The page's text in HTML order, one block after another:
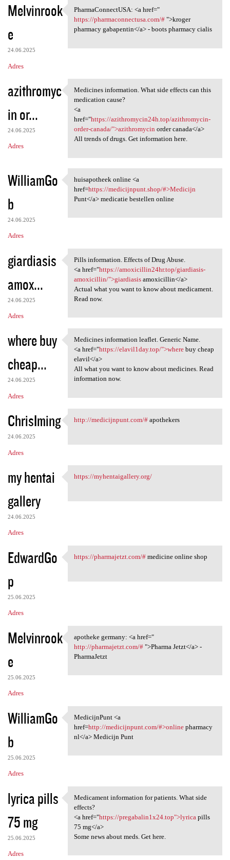
Melvinrook
e
24.06.2025
Adres
PharmaConnectUSA: <a href="
PharmaConnectUSA: <a href="
https://pharmaconnectusa.com/#">kroger
pharmacy gabapentin</a> - boots pharmacy cialis
azithromyc
in or...
24.06.2025
Adres
Medicines information. What
Medicines information. What side effects can this
medication cause?
<a
href="https://azithromycin24h.top/azithromycin-
order-canada/">azithromycin order canada</a>
All trends of drugs. Get information here.
WilliamGo
b
24.06.2025
Adres
huisapotheek online <a href
huisapotheek online <a
href=https://medicijnpunt.shop/#>Medicijn
Punt</a> medicatie bestellen online
giardiasis
amox...
24.06.2025
Adres
Pills information. Effects of
Pills information. Effects of Drug Abuse.
<a href="https://amoxicillin24hr.top/giardiasis-
amoxicillin/">giardiasisamoxicillin</a>
Actual what you want to know about medicament.
Read now.
where buy
cheap...
24.06.2025
Adres
Medicines information leaflet
Medicines information leaflet. Generic Name.
<a href="https://elavil1day.top/">wherebuy cheap
elavil</a>
All what you want to know about medicines. Read
information now.
ChrisIming
24.06.2025
Adres
http://medicijnpunt.com/#
http://medicijnpunt.com/#apothekers
my hentai
gallery
24.06.2025
Adres
https://myhentaigallery.org/
https://myhentaigallery.org/
EdwardGo
p
25.06.2025
Adres
https://pharmajetzt.com/#
https://pharmajetzt.com/#medicine online shop
Melvinrook
e
25.06.2025
Adres
apotheke germany: <a href="
apotheke germany: <a href="
http://pharmajetzt.com/#">Pharma Jetzt</a> -
PharmaJetzt
WilliamGo
b
25.06.2025
Adres
MedicijnPunt <a href=http:/
MedicijnPunt <a
href=http://medicijnpunt.com/#>onlinepharmacy
nl</a> Medicijn Punt
lyrica pills
75 mg
25.06.2025
Adres
Medicament information for
Medicament information for patients. What side
effects?
<a href="https://pregabalin1x24.top">lyrica pills
75 mg</a>
Some news about meds. Get here.